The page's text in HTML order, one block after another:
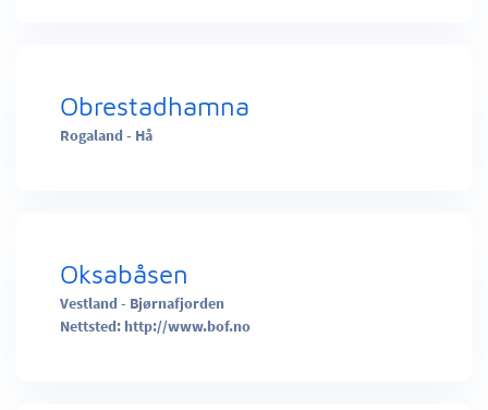
Obrestadhamna
Rogaland - Hå
Oksabåsen
Vestland - Bjørnafjorden
Nettsted: http://www.bof.no